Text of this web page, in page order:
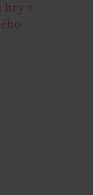
hry v